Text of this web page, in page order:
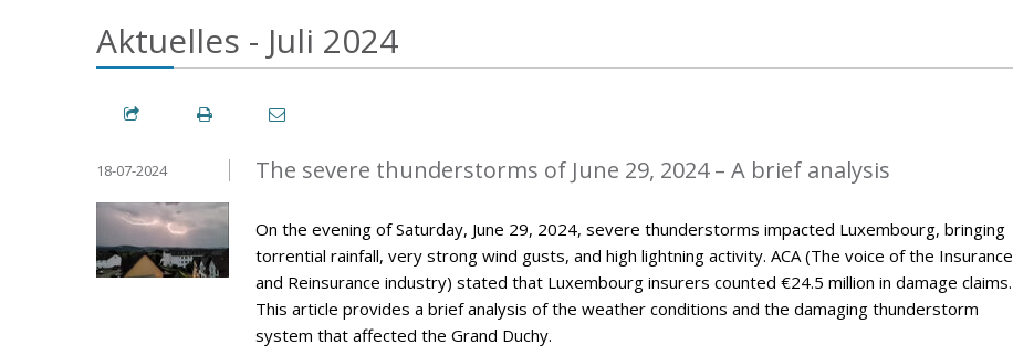
Aktuelles - Juli 2024
The severe thunderstorms of June 29, 2024 – A brief analysis
18-07-2024
On the evening of Saturday, June 29, 2024, severe thunderstorms impacted Luxembourg, bringing
torrential rainfall, very strong wind gusts, and high lightning activity. ACA (The voice of the Insurance
and Reinsurance industry) stated that Luxembourg insurers counted €24.5 million in damage claims.
This article provides a brief analysis of the weather conditions and the damaging thunderstorm
system that affected the Grand Duchy.